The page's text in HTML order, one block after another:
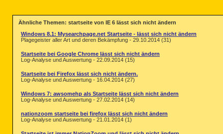
Ähnliche Themen: startseite von IE 6 lässt sich nicht ändern
Windows 8.1: Mysearchpage.net Startseite - lässt sich nicht ändern
Plagegeister aller Art und deren Bekämpfung - 29.10.2014 (31)
Startseite bei Google Chrome lässt sich nicht ändern
Log-Analyse und Auswertung - 22.09.2014 (15)
Startseite bei Firefox lässt sich nicht ändern.
Log-Analyse und Auswertung - 16.04.2014 (27)
Windows 7: awsomehp als Startseite lässt sich nicht ändern
Log-Analyse und Auswertung - 27.02.2014 (14)
nationzoom startseite bei firefox lässt sich nicht ändern
Log-Analyse und Auswertung - 21.01.2014 (1)